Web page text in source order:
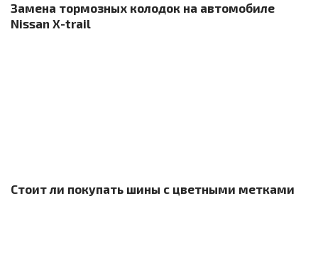
Замена тормозных колодок на автомобиле
Nissan X-trail
Стоит ли покупать шины с цветными метками